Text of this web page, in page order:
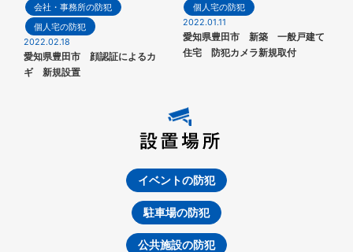
会社・事務所の防犯
個人宅の防犯
2022.02.18
愛知県豊田市 顔認証によるカ
ギ 新規設置
個人宅の防犯
2022.01.11
愛知県豊田市 新築 一般戸建て
住宅 防犯カメラ新規取付
イベントの防犯
駐車場の防犯
公共施設の防犯